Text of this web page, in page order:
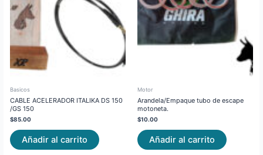
Basicos
CABLE ACELERADOR ITALIKA DS 150
/GS 150
$85.00
Añadir al carrito
Motor
Arandela/Empaque tubo de escape
motoneta.
$10.00
Añadir al carrito